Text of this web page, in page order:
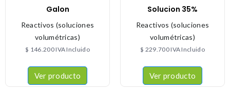
Galon
Reactivos (soluciones
volumétricas)
$ 146.200IVA Incluido
Ver producto
Solucion 35%
Reactivos (soluciones
volumétricas)
$ 229.700IVA Incluido
Ver producto